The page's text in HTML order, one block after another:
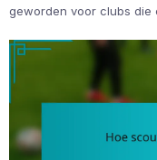
geworden voor clubs die